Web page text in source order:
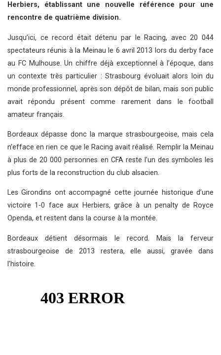
Herbiers, établissant une nouvelle référence pour une
rencontre de quatrième division.
Jusqu’ici, ce record était détenu par le Racing, avec 20 044
spectateurs réunis à la Meinau le 6 avril 2013 lors du derby face
au FC Mulhouse. Un chiffre déjà exceptionnel à l’époque, dans
un contexte très particulier : Strasbourg évoluait alors loin du
monde professionnel, après son dépôt de bilan, mais son public
avait répondu présent comme rarement dans le football
amateur français.
Bordeaux dépasse donc la marque strasbourgeoise, mais cela
n’efface en rien ce que le Racing avait réalisé. Remplir la Meinau
à plus de 20 000 personnes en CFA reste l’un des symboles les
plus forts de la reconstruction du club alsacien.
Les Girondins ont accompagné cette journée historique d’une
victoire 1-0 face aux Herbiers, grâce à un penalty de Royce
Openda, et restent dans la course à la montée.
Bordeaux détient désormais le record. Mais la ferveur
strasbourgeoise de 2013 restera, elle aussi, gravée dans
l’histoire.